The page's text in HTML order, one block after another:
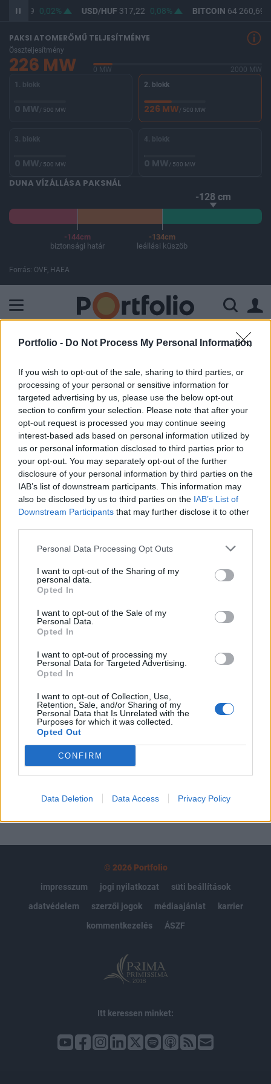
Portfolio - Do Not Process My Personal Information
If you wish to opt-out of the sale, sharing to third parties, or
processing of your personal or sensitive information for
targeted advertising by us, please use the below opt-out
section to confirm your selection. Please note that after your
opt-out request is processed you may continue seeing
interest-based ads based on personal information utilized by
us or personal information disclosed to third parties prior to
your opt-out. You may separately opt-out of the further
disclosure of your personal information by third parties on the
IAB’s list of downstream participants. This information may
also be disclosed by us to third parties on the IAB’s List of
Downstream Participants that may further disclose it to other
Personal Data Processing Opt Outs
I want to opt-out of the Sharing of my
personal data.
Opted In
I want to opt-out of the Sale of my
Personal Data.
Opted In
I want to opt-out of processing my
Personal Data for Targeted Advertising.
Opted In
I want to opt-out of Collection, Use,
Retention, Sale, and/or Sharing of my
Personal Data that Is Unrelated with the
Purposes for which it was collected.
Opted Out
CONFIRM
Data Deletion Data Access Privacy Policy
365,49 0,02% USD/HUF 317,22 0,08% BITCOIN 64 260,69
PAKSI ATOMERŐMŰ TELJESÍTMÉNYE
Összteljesítmény
226 MW 0 MW
2000 MW
1. blokk
0 MW/ 500 MW
2. blokk
226 MW/ 500 MW
3. blokk
0 MW/ 500 MW
4. blokk
0 MW/ 500 MW
DUNA VÍZÁLLÁSA PAKSNÁL
-128 cm
-144cm
biztonsági határ
-134cm
leállási küszöb
Forrás: OVF, HAEA
ELŐFIZETŐI TARTALOM
Átfogó piaci körkép (Buda-Cash)
Portfolio
2003. október 10. 08:35
USA: OPTIMIZMUS A JÓ MUNKAERŐPIACI JELENTÉS
NYOMÁN  a vártnál jobb heti munkaerőpiaci jelentés
hatására fennmaradt az optimista hangulat, így a Nasdaq
19 hónapos csúcsra jutott  a Wal-Mart, a Federated és a
Sears vártnál jobb szeptemberi eladási adatai nyomán
KEDVES OLVASÓNK!
tartozik, melynek olvasása előfizetéses
regisztrációhoz kötött.
Az előfizetés a következőket tartalmazza:
Portfolio.hu teljes cikkarchívum
kötéslistái
MÁR ELŐFIZETŐNK VAGY?BEJELENTKEZÉS
© 2026 Portfolio
impresszum
jogi nyilatkozat
süti beállítások
adatvédelem
szerzői jogok médiaajánlat
karrier
kommentkezelés
ÁSZF
Itt keressen minket: